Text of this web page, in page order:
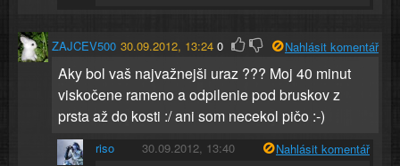
ZAJCEV500 30.09.2012, 13:24 0 Nahlásit komentář
Aky bol vaš najvažnejši uraz ??? Moj 40 minut
viskočene rameno a odpilenie pod bruskov z
prsta až do kosti :/ ani som necekol pičo :-)
riso 30.09.2012, 13:40 Nahlásit komentář